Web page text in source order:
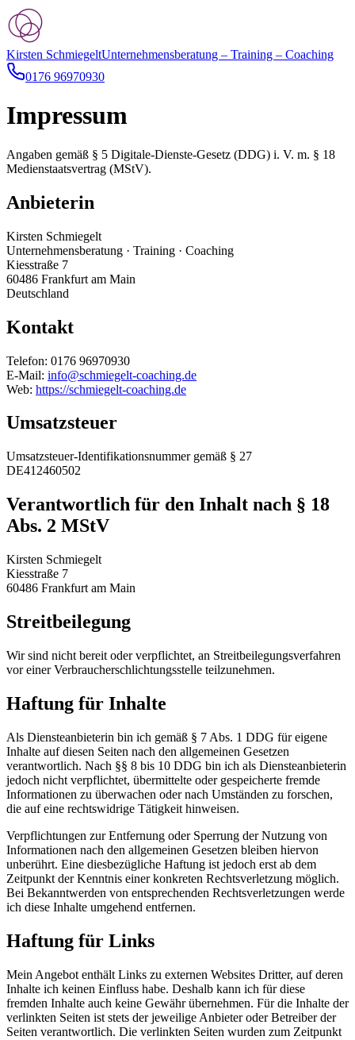
Kirsten SchmiegeltUnternehmensberatung – Training – Coaching
0176 96970930
Impressum
Angaben gemäß § 5 Digitale-Dienste-Gesetz (DDG) i. V. m. § 18
Medienstaatsvertrag (MStV).
Anbieterin
Kirsten Schmiegelt
Unternehmensberatung · Training · Coaching
Kiesstraße 7
60486 Frankfurt am Main
Deutschland
Kontakt
Telefon: 0176 96970930
E-Mail: info@schmiegelt-coaching.de
Web: https://schmiegelt-coaching.de
Umsatzsteuer
Umsatzsteuer-Identifikationsnummer gemäß § 27
DE412460502
Verantwortlich für den Inhalt nach § 18
Abs. 2 MStV
Kirsten Schmiegelt
Kiesstraße 7
60486 Frankfurt am Main
Streitbeilegung
Wir sind nicht bereit oder verpflichtet, an Streitbeilegungsverfahren
vor einer Verbraucherschlichtungsstelle teilzunehmen.
Haftung für Inhalte
Als Diensteanbieterin bin ich gemäß § 7 Abs. 1 DDG für eigene
Inhalte auf diesen Seiten nach den allgemeinen Gesetzen
verantwortlich. Nach §§ 8 bis 10 DDG bin ich als Diensteanbieterin
jedoch nicht verpflichtet, übermittelte oder gespeicherte fremde
Informationen zu überwachen oder nach Umständen zu forschen,
die auf eine rechtswidrige Tätigkeit hinweisen.
Verpflichtungen zur Entfernung oder Sperrung der Nutzung von
Informationen nach den allgemeinen Gesetzen bleiben hiervon
unberührt. Eine diesbezügliche Haftung ist jedoch erst ab dem
Zeitpunkt der Kenntnis einer konkreten Rechtsverletzung möglich.
Bei Bekanntwerden von entsprechenden Rechtsverletzungen werde
ich diese Inhalte umgehend entfernen.
Haftung für Links
Mein Angebot enthält Links zu externen Websites Dritter, auf deren
Inhalte ich keinen Einfluss habe. Deshalb kann ich für diese
fremden Inhalte auch keine Gewähr übernehmen. Für die Inhalte der
verlinkten Seiten ist stets der jeweilige Anbieter oder Betreiber der
Seiten verantwortlich. Die verlinkten Seiten wurden zum Zeitpunkt